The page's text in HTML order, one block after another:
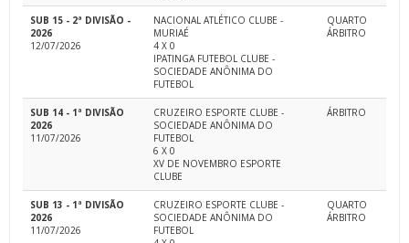
SUB 15 - 2ª DIVISÃO -
2026
12/07/2026
NACIONAL ATLÉTICO CLUBE -
MURIAÉ
4 X 0
IPATINGA FUTEBOL CLUBE -
SOCIEDADE ANÔNIMA DO
FUTEBOL
QUARTO
ÁRBITRO
SUB 14 - 1ª DIVISÃO
2026
11/07/2026
CRUZEIRO ESPORTE CLUBE -
SOCIEDADE ANÔNIMA DO
FUTEBOL
6 X 0
XV DE NOVEMBRO ESPORTE
CLUBE
ÁRBITRO
SUB 13 - 1ª DIVISÃO
2026
11/07/2026
CRUZEIRO ESPORTE CLUBE -
SOCIEDADE ANÔNIMA DO
FUTEBOL
QUARTO
ÁRBITRO